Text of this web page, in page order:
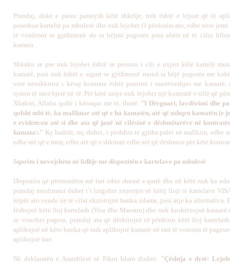
Prandaj, duke e pasur parasysh këtë shkelje, nuk është e lejuar që të
poseduar kartelat pa mbulesë dhe nuk lejohet t'i përdorim ato, edhe nëse
të vendosur se gjithmonë do ta bëjmë pagesën para afatit në të cilin
kamata.
Shkaku se pse nuk lejohet është se personi i cili e nxjerr këtë kartelë
kamatë, pasi nuk është e sigurt se gjithmonë mund ta bëjë pagesën me
vetë nënshkrimi i kësaj kontrate është pranimi i marrëveshjes me kamatë,
synon të mos bjerë në të. Për këtë arsye nuk lejohet një kontratë e tillë që
Xhabiri, Allahu qoftë i kënaqur me të, thotë: "I Dërguari, lavdërimi dhe
qofshi mbi të, ka mallkuar atë që e ha kamatën, atë që ushqen kamatën (e
e evidencon atë si dhe ata që janë në cilësinë e dëshmitarëve në
kamata3." Ky hadith, siç shihet, i përfshin të gjitha palët në mallkim, edhe
edhe atë që e merr, edhe atë që e shkruan edhe atë që dëshmon për këtë
Sqarim i nevojshëm në lidhje me dispozitën e kartelave pa mbulesë
Dispozita që përmendëm më lart ishte shumë e qartë dhe në këtë nuk ka
prandaj muslimani duhet t`i largohet nxjerrjes së këtij lloji të kartelave
nëpër ato vende në të cilat ekzistojnë banka islame, pasi atje ka alternativa.
lëshojnë këtë lloj kartelash (Visa dhe Maestro) dhe nuk kushtëzojnë kamatë
se vonohet pagesa, prandaj ata që dëshirojnë të përdorin këtë lloj
aplikojnë në këto banka që nuk aplikojnë kamatë në rast të vonimit të
aplikojnë fare.
Në deklaratën e Asamblesë së Fikut Islam thuhet: "Çështja e dytë: